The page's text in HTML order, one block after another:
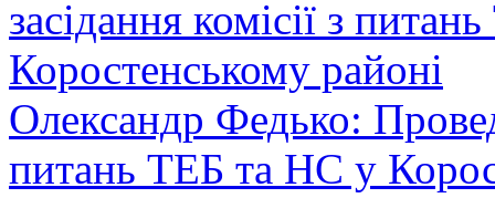
Олександр Федько:
питань ТЕБ та НС у